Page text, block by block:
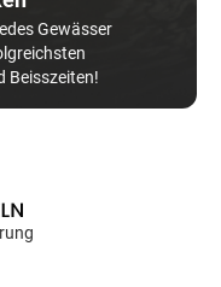
Gewässer
Beisszeiten!